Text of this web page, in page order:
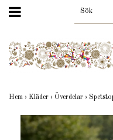
Hem › Kläder › Överdelar ›